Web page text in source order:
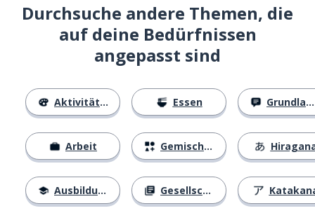
Durchsuche andere Themen, die
auf deine Bedürfnissen
angepasst sind
Aktivitäten
Arbeit
Ausbildung
Essen
Gemischtes
Gesellschaft
Grundlagen